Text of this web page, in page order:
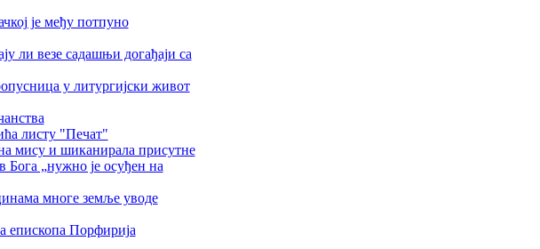
је међу потпуно
ли везе садашњи догађаји са
у литургијски живот
листу "Печат"
мису и шиканирала присутне
„нужно је осуђен на
многе земље уводе
епископа Порфирија